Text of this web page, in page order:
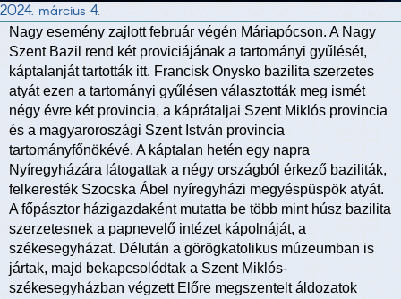
2024. március 4.
Nagy esemény zajlott február végén Máriapócson. A Nagy
Szent Bazil rend két proviciájának a tartományi gyűlését,
káptalanját tartották itt. Francisk Onysko bazilita szerzetes
atyát ezen a tartományi gyűlésen választották meg ismét
négy évre két provincia, a káprátaljai Szent Miklós provincia
és a magyaroroszági Szent István provincia
tartományfőnökévé. A káptalan hetén egy napra
Nyíregyházára látogattak a négy országból érkező baziliták,
felkeresték Szocska Ábel nyíregyházi megyéspüspök atyát.
A főpásztor házigazdaként mutatta be több mint húsz bazilita
szerzetesnek a papnevelő intézet kápolnáját, a
székesegyházat. Délután a görögkatolikus múzeumban is
jártak, majd bekapcsolódtak a Szent Miklós-
székesegyházban végzett Előre megszentelt áldozatok